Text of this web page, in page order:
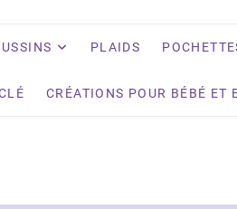
PLAIDS
CRÉATIONS POUR BÉBÉ ET